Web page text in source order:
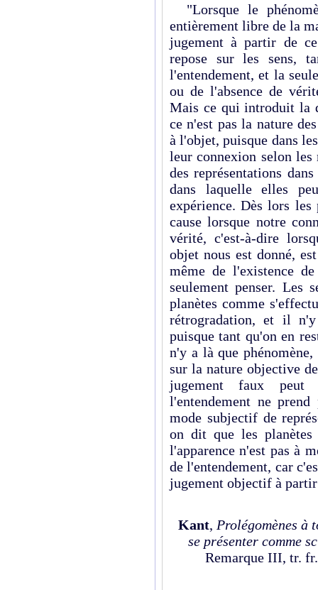
"Lorsque le
entièrement libre de la
jugement à partir de
repose sur les sens,
l'entendement, et la
ou de l'absence de
Mais ce qui introduit la
ce n'est pas la nature
à l'objet, puisque dans
leur connexion selon les
des représentations
dans laquelle elles
expérience. Dès lors les
cause lorsque notre
vérité, c'est-à-dire
objet nous est donné,
même de l'existence
seulement penser. Les
planètes comme
rétrogradation, et il
puisque tant qu'on en
n'y a là que
sur la nature objective
jugement faux peut
l'entendement ne
mode subjectif de
on dit que les planètes
l'apparence n'est pas à
de l'entendement, car
jugement objectif à
Kant, Prolégomènes à
se présenter comme
Remarque III, tr.